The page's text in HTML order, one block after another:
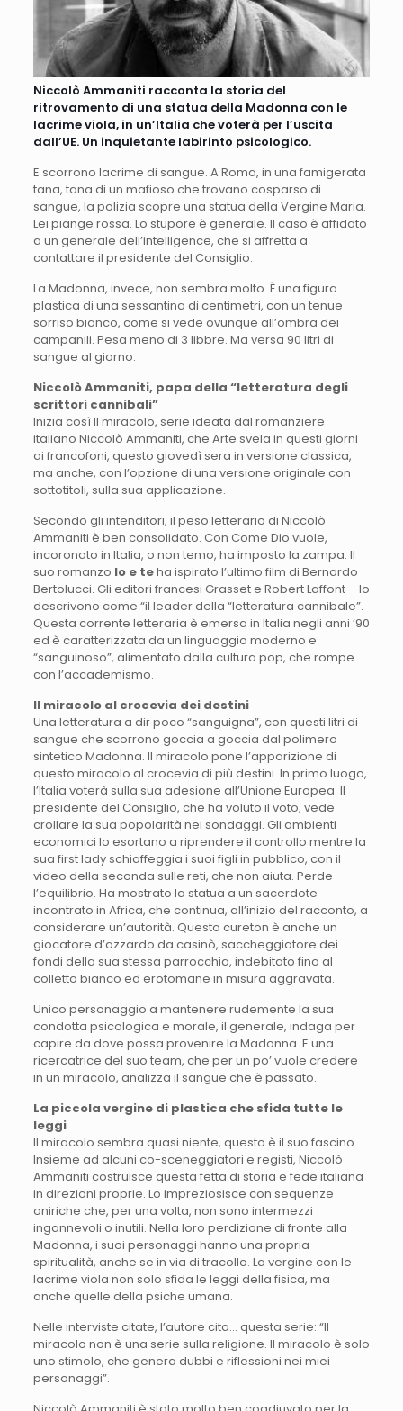
Niccolò Ammaniti racconta la storia del
ritrovamento di una statua della Madonna con le
lacrime viola, in un’Italia che voterà per l’uscita
dall’UE. Un inquietante labirinto psicologico.
E scorrono lacrime di sangue. A Roma, in una famigerata
tana, tana di un mafioso che trovano cosparso di
sangue, la polizia scopre una statua della Vergine Maria.
Lei piange rossa. Lo stupore è generale. Il caso è affidato
a un generale dell’intelligence, che si affretta a
contattare il presidente del Consiglio.
La Madonna, invece, non sembra molto. È una figura
plastica di una sessantina di centimetri, con un tenue
sorriso bianco, come si vede ovunque all’ombra dei
campanili. Pesa meno di 3 libbre. Ma versa 90 litri di
sangue al giorno.
Niccolò Ammaniti, papa della “letteratura degli
scrittori cannibali”
Inizia così Il miracolo, serie ideata dal romanziere
italiano Niccolò Ammaniti, che Arte svela in questi giorni
ai francofoni, questo giovedì sera in versione classica,
ma anche, con l’opzione di una versione originale con
sottotitoli, sulla sua applicazione.
Secondo gli intenditori, il peso letterario di Niccolò
Ammaniti è ben consolidato. Con Come Dio vuole,
incoronato in Italia, o non temo, ha imposto la zampa. Il
suo romanzo Io e teha ispirato l’ultimo film di Bernardo
Bertolucci. Gli editori francesi Grasset e Robert Laffont – lo
descrivono come “il leader della “letteratura cannibale”.
Questa corrente letteraria è emersa in Italia negli anni ’90
ed è caratterizzata da un linguaggio moderno e
“sanguinoso”, alimentato dalla cultura pop, che rompe
con l’accademismo.
Il miracolo al crocevia dei destini
Una letteratura a dir poco “sanguigna”, con questi litri di
sangue che scorrono goccia a goccia dal polimero
sintetico Madonna. Il miracolo pone l’apparizione di
questo miracolo al crocevia di più destini. In primo luogo,
l’Italia voterà sulla sua adesione all’Unione Europea. Il
presidente del Consiglio, che ha voluto il voto, vede
crollare la sua popolarità nei sondaggi. Gli ambienti
economici lo esortano a riprendere il controllo mentre la
sua first lady schiaffeggia i suoi figli in pubblico, con il
video della seconda sulle reti, che non aiuta. Perde
l’equilibrio. Ha mostrato la statua a un sacerdote
incontrato in Africa, che continua, all’inizio del racconto, a
considerare un’autorità. Questo cureton è anche un
giocatore d’azzardo da casinò, saccheggiatore dei
fondi della sua stessa parrocchia, indebitato fino al
colletto bianco ed erotomane in misura aggravata.
Unico personaggio a mantenere rudemente la sua
condotta psicologica e morale, il generale, indaga per
capire da dove possa provenire la Madonna. E una
ricercatrice del suo team, che per un po’ vuole credere
in un miracolo, analizza il sangue che è passato.
La piccola vergine di plastica che sfida tutte le
leggi
Il miracolo sembra quasi niente, questo è il suo fascino.
Insieme ad alcuni co-sceneggiatori e registi, Niccolò
Ammaniti costruisce questa fetta di storia e fede italiana
in direzioni proprie. Lo impreziosisce con sequenze
oniriche che, per una volta, non sono intermezzi
ingannevoli o inutili. Nella loro perdizione di fronte alla
Madonna, i suoi personaggi hanno una propria
spiritualità, anche se in via di tracollo. La vergine con le
lacrime viola non solo sfida le leggi della fisica, ma
anche quelle della psiche umana.
Nelle interviste citate, l’autore cita… questa serie: “Il
miracolo non è una serie sulla religione. Il miracolo è solo
uno stimolo, che genera dubbi e riflessioni nei miei
personaggi”.